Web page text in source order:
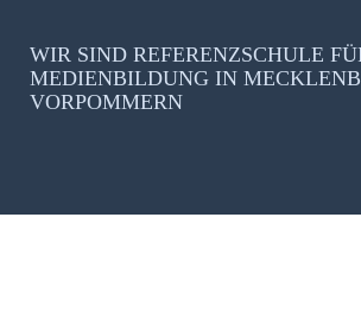
WIR SIND REFERENZSCHULE
MEDIENBILDUNG IN
VORPOMMERN